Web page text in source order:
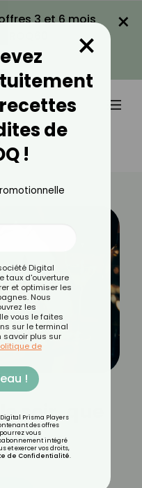
3 et 6 mois
×
soir, que
de
!
×
Digital
taux d'ouverture
et optimiser les
Nous
les
vous le faites
sur le terminal
savoir plus sur
de
!
Prisma Players
des offres
vous
intégré
et exercer vos droits,
de Confidentialité.